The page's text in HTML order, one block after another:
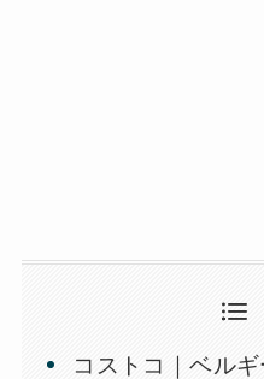
コストコ｜ベル